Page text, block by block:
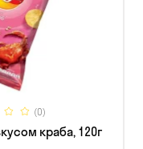
(0)
краба, 120г